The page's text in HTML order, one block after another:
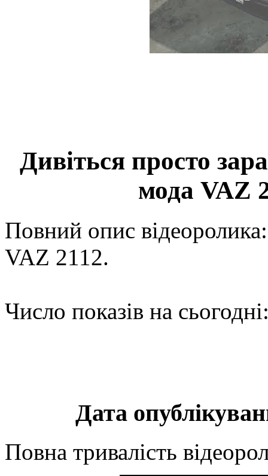
Дивіться просто
мода VAZ
Повний опис
VAZ 2112.
Число показів на
Дата
Повна тривалість